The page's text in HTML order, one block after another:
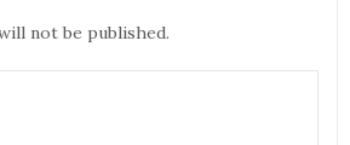
not be published.